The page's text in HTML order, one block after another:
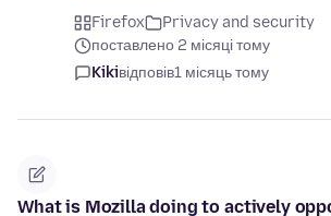
Firefox
Privacy and security
поставлено 2 місяці тому
Kikiвідповів1 місяць тому
What is Mozilla doing to actively